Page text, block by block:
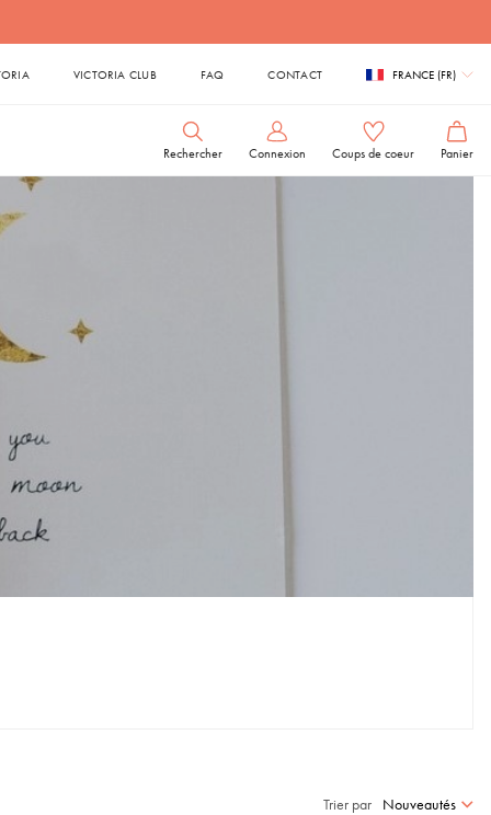
VICTORIA CLUB FAQ CONTACT FRANCE (FR)
Rechercher Connexion Coups de coeur Panier
Trier par Nouveautés